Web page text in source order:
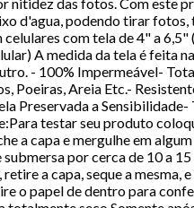
d'agua, podendo tirar fotos,
com tela de 4" a
A medida da tela é feita
- 100% Impermeável-
Poeiras, Areia Etc.-
Preservada a Sensibilidade-
testar seu produto
a capa e mergulhe em
submersa por cerca de 10 a
a capa, seque a mesma,
o papel de dentro para